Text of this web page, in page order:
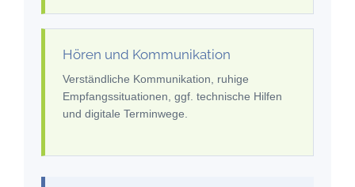
Hören und Kommunikation
Verständliche Kommunikation, ruhige
Empfangssituationen, ggf. technische Hilfen
und digitale Terminwege.